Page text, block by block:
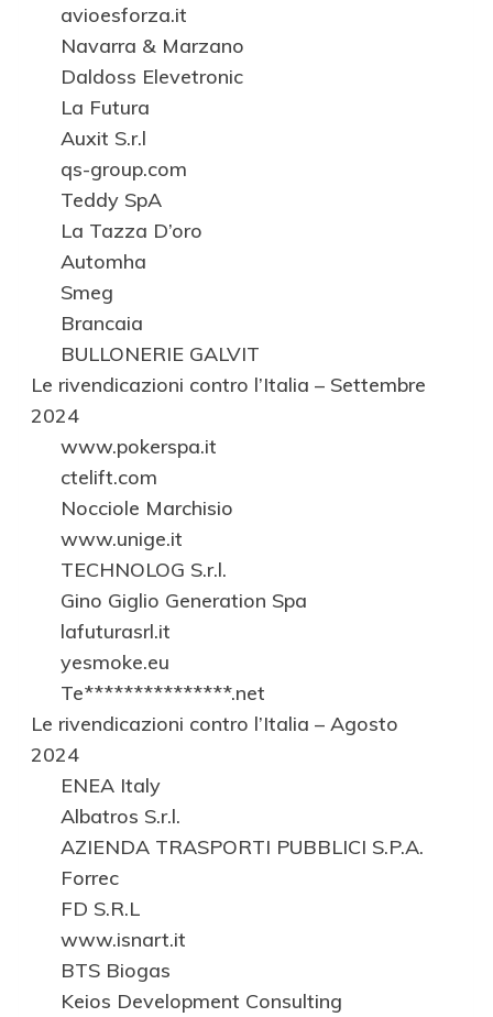
avioesforza.it
Navarra & Marzano
Daldoss Elevetronic
La Futura
Auxit S.r.l
qs-group.com
Teddy SpA
La Tazza D’oro
Automha
Smeg
Brancaia
BULLONERIE GALVIT
Le rivendicazioni contro l’Italia – Settembre
2024
www.pokerspa.it
ctelift.com
Nocciole Marchisio
www.unige.it
TECHNOLOG S.r.l.
Gino Giglio Generation Spa
lafuturasrl.it
yesmoke.eu
Te***************.net
Le rivendicazioni contro l’Italia – Agosto
2024
ENEA Italy
Albatros S.r.l.
AZIENDA TRASPORTI PUBBLICI S.P.A.
Forrec
FD S.R.L
www.isnart.it
BTS Biogas
Keios Development Consulting